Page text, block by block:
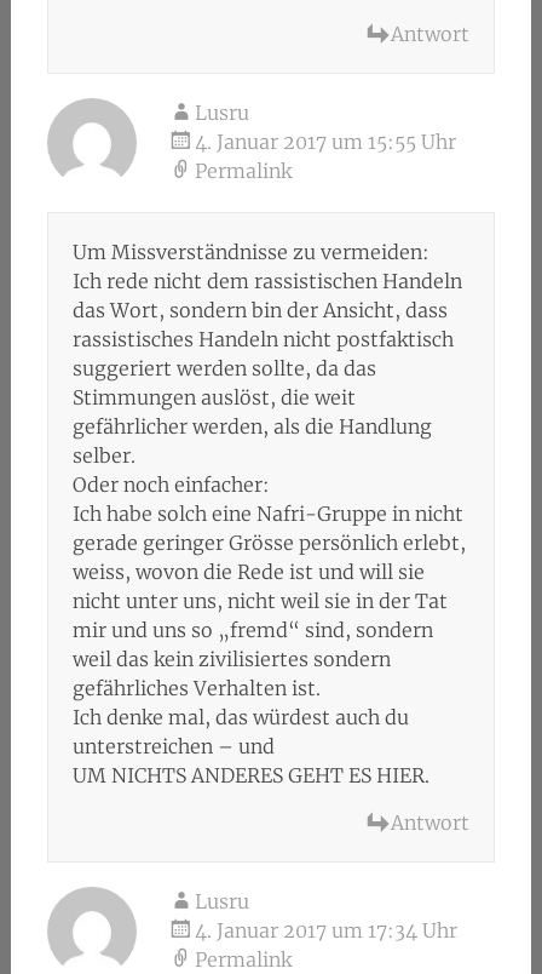
Antwort
Lusru
4. Januar 2017 um 15:55 Uhr
Permalink
Um Missverständnisse zu vermeiden:
Ich rede nicht dem rassistischen Handeln
das Wort, sondern bin der Ansicht, dass
rassistisches Handeln nicht postfaktisch
suggeriert werden sollte, da das
Stimmungen auslöst, die weit
gefährlicher werden, als die Handlung
selber.
Oder noch einfacher:
Ich habe solch eine Nafri-Gruppe in nicht
gerade geringer Grösse persönlich erlebt,
weiss, wovon die Rede ist und will sie
nicht unter uns, nicht weil sie in der Tat
mir und uns so „fremd“ sind, sondern
weil das kein zivilisiertes sondern
gefährliches Verhalten ist.
Ich denke mal, das würdest auch du
unterstreichen – und
UM NICHTS ANDERES GEHT ES HIER.
Antwort
Lusru
4. Januar 2017 um 17:34 Uhr
Permalink